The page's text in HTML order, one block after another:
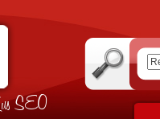
jus SEO